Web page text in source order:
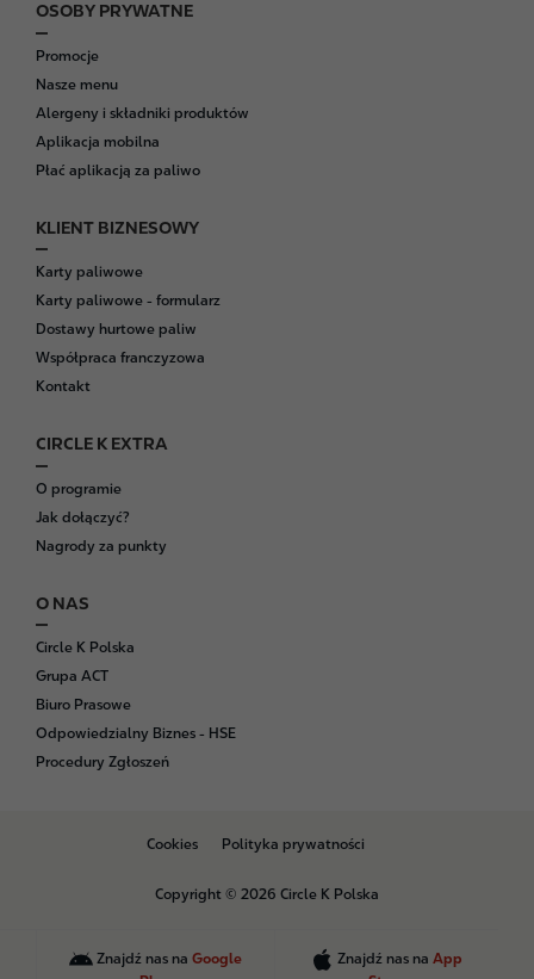
F
o
o
t
e
r
OSOBY PRYWATNE
Promocje
Nasze menu
Alergeny i składniki produktów
Aplikacja mobilna
Płać aplikacją za paliwo
KLIENT BIZNESOWY
Karty paliwowe
Karty paliwowe - formularz
Dostawy hurtowe paliw
Współpraca franczyzowa
Kontakt
CIRCLE K EXTRA
O programie
Jak dołączyć?
Nagrody za punkty
O NAS
Circle K Polska
Grupa ACT
Biuro Prasowe
Odpowiedzialny Biznes - HSE
Procedury Zgłoszeń
B
Cookies Polityka prywatności
Copyright © 2026 Circle K Polska
Znajdź nas na Google
Znajdź nas naApp